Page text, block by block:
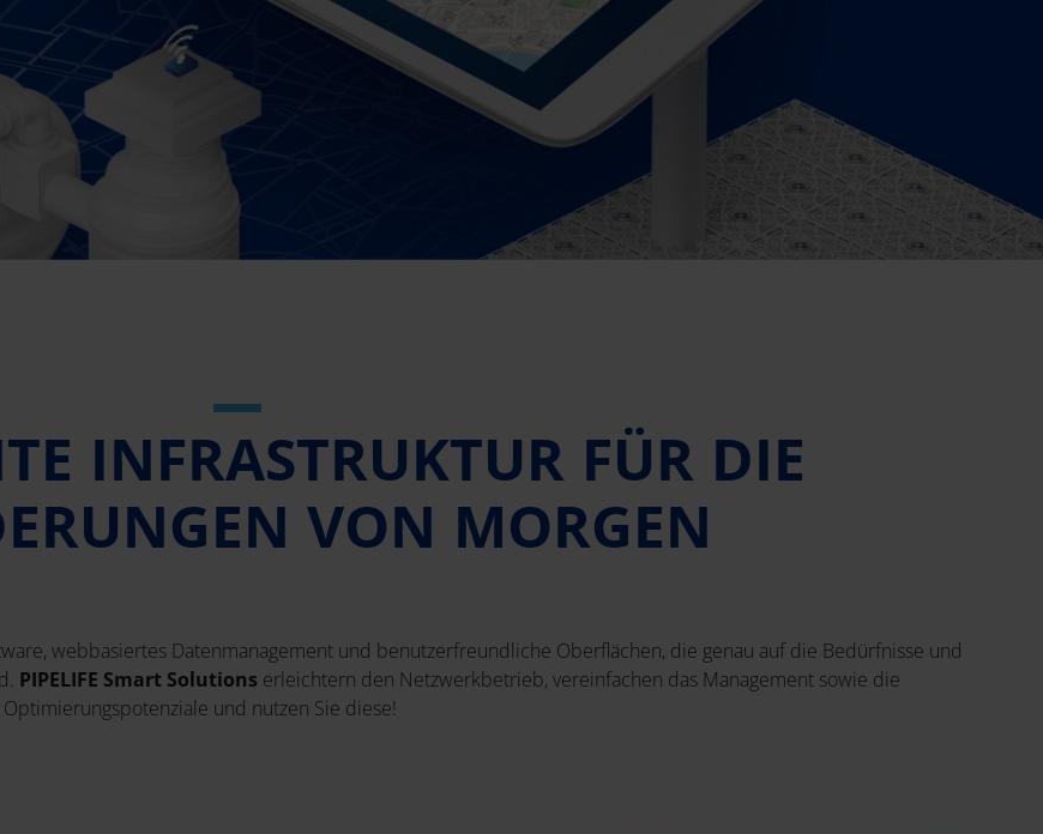
INFRASTRUKTUR FÜR DIE
VON MORGEN
webbasiertes Datenmanagement und benutzerfreundliche Oberflächen, die genau auf die Bedürfnisse und
PIPELIFE Smart Solutions erleichtern den Netzwerkbetrieb, vereinfachen das Management sowie die
und nutzen Sie diese!